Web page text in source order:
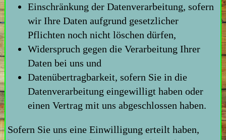
Einschränkung der Datenverarbeitung, sofern
wir Ihre Daten aufgrund gesetzlicher
Pflichten noch nicht löschen dürfen,
Widerspruch gegen die Verarbeitung Ihrer
Daten bei uns und
Datenübertragbarkeit, sofern Sie in die
Datenverarbeitung eingewilligt haben oder
einen Vertrag mit uns abgeschlossen haben.
Sofern Sie uns eine Einwilligung erteilt haben,